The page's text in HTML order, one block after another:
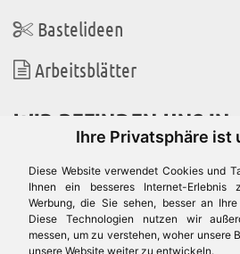
Ihre Privatsphäre ist
Diese Website verwendet Cookies und
Ihnen ein besseres Internet-
Werbung, die Sie sehen, besser an
Diese Technologien nutzen wir
messen, um zu verstehen, woher unsere
unsere Website weiter zu entwickeln.
Bastelideen
Arbeitsblätter
WIR BEFINDEN UNS IN
Es gibt uns auch in